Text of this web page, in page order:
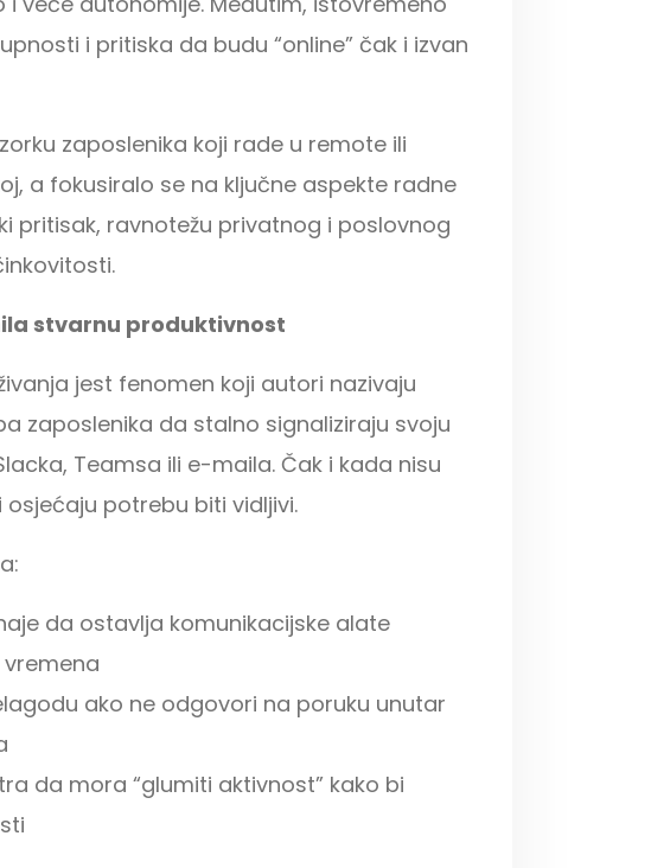
i pritiska da budu “online” čak i izvan
zaposlenika koji rade u remote ili
a fokusiralo se na ključne aspekte radne
pritisak, ravnotežu privatnog i poslovnog
stvarnu produktivnost
jest fenomen koji autori nazivaju
zaposlenika da stalno signaliziraju svoju
Teamsa ili e-maila. Čak i kada nisu
potrebu biti vidljivi.
da ostavlja komunikacijske alate
ako ne odgovori na poruku unutar
da mora “glumiti aktivnost” kako bi